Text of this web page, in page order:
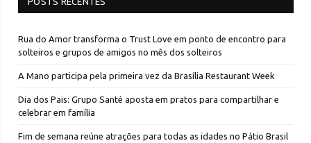
Rua do Amor transforma o Trust Love em ponto de encontro para
solteiros e grupos de amigos no mês dos solteiros
A Mano participa pela primeira vez da Brasília Restaurant Week
Dia dos Pais: Grupo Santé aposta em pratos para compartilhar e
celebrar em família
Fim de semana reúne atrações para todas as idades no Pátio Brasil